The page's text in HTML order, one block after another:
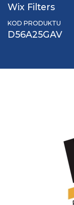
Wix Filters
KOD PRODUKTU
D56A25GAV